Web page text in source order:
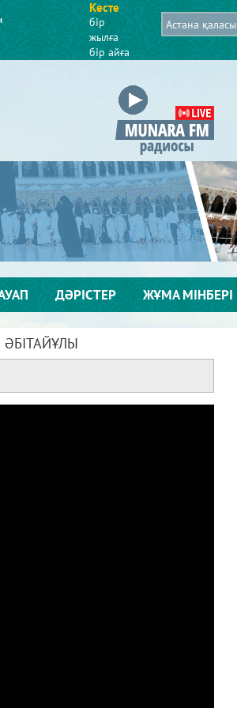
Кесте
бір
жылға
бір айға
ДӘРІСТЕР ЖҰМА МІНБЕРІ
ӘБІТАЙҰЛЫ